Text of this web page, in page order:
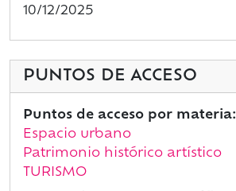
10/12/2025
PUNTOS DE ACCESO
Puntos de acceso por materia:
Espacio urbano
Patrimonio histórico artístico
TURISMO